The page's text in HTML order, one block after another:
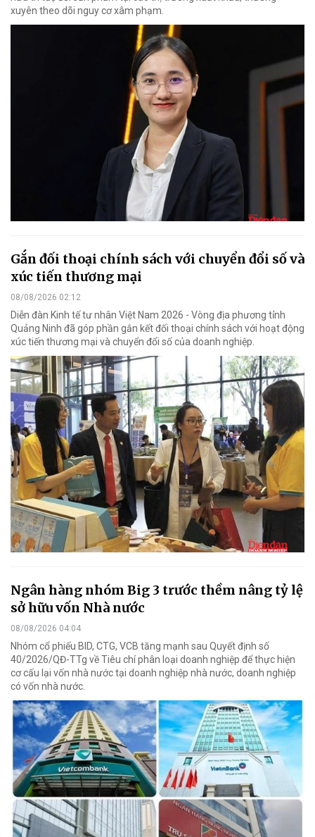
xuyên theo dõi nguy cơ xâm phạm.
Gắn đối thoại chính sách với chuyển đổi số và
xúc tiến thương mại
08/08/2026 02:12
Diễn đàn Kinh tế tư nhân Việt Nam 2026 - Vòng địa phương tỉnh
Quảng Ninh đã góp phần gắn kết đối thoại chính sách với hoạt động
xúc tiến thương mại và chuyển đổi số của doanh nghiệp.
Ngân hàng nhóm Big 3 trước thềm nâng tỷ lệ
sở hữu vốn Nhà nước
08/08/2026 04:04
Nhóm cổ phiếu BID, CTG, VCB tăng mạnh sau Quyết định số
40/2026/QĐ-TTg về Tiêu chí phân loại doanh nghiệp để thực hiện
cơ cấu lại vốn nhà nước tại doanh nghiệp nhà nước, doanh nghiệp
có vốn nhà nước.